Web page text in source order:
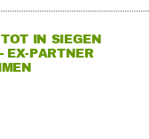
IN SIEGEN
EX-PARTNER